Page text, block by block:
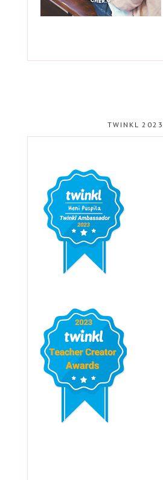
TWINKL 2023